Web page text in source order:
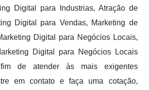
Digital para Industrias, Atração de
Digital para Vendas, Marketing de
Digital para Negócios Locais,
Digital para Negócios Locais
de atender às mais exigentes
em contato e faça uma cotação,